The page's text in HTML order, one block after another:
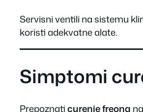
Servisni ventili na sistemu
koristi adekvatne alate.
Simptomi
Prepoznaticurenje freona